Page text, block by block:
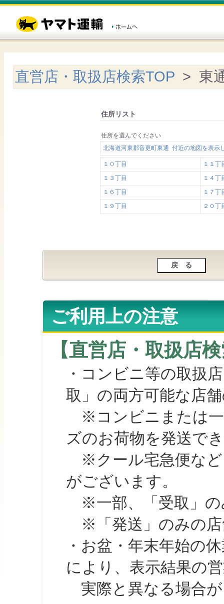
直営店・取扱店検索TOP > 東
住所リスト
住所を選んでください
北海道河東郡音更町東通 付近の地図を表示
１０丁目
１１丁
１３丁目
１４丁
１６丁目
１７丁
１９丁目
２０丁
ご利用上の注意
【直営店・取扱店
・コンビニ等の取扱
取」の両方可能な店
※コンビニまたは一
ズのお荷物を発送で
※クール宅急便など
がございます。
※一部、「受取」の
※「発送」のみの店
・お盆・年末年始の
により、表示結果の
実際と異なる場合が